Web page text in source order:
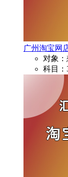
广州淘宝网
对象
科目：